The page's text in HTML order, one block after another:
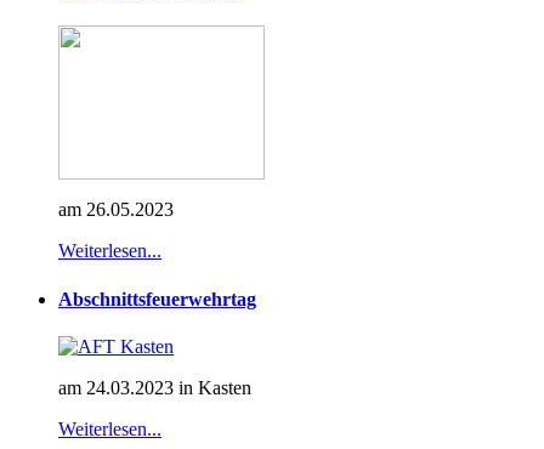
am 26.05.2023
Weiterlesen...
Abschnittsfeuerwehrtag
am 24.03.2023 in Kasten
Weiterlesen...